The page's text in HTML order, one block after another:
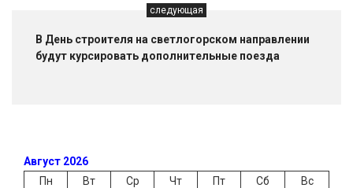
следующая
В День строителя на светлогорском направлении
будут курсировать дополнительные поезда
Август 2026
Пн
Вт Ср Чт Пт Сб Вс